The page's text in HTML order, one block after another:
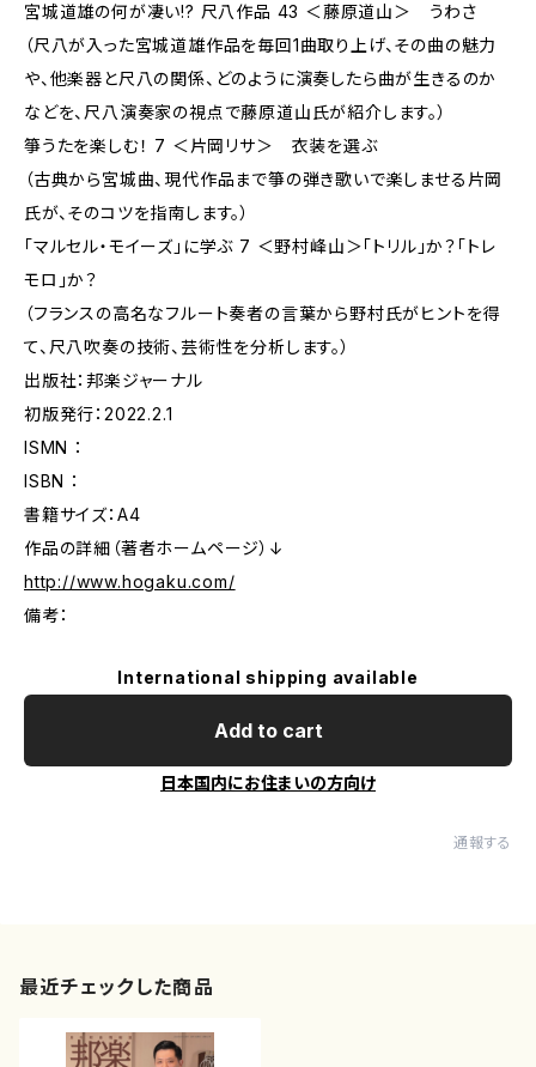
宮城道雄の何が凄い!? 尺八作品 43 ＜藤原道山＞ うわさ
（尺八が入った宮城道雄作品を毎回1曲取り上げ、その曲の魅力
や、他楽器と尺八の関係、どのように演奏したら曲が生きるのか
などを、尺八演奏家の視点で藤原道山氏が紹介します。）
箏うたを楽しむ！ 7 ＜片岡リサ＞ 衣装を選ぶ
（古典から宮城曲、現代作品まで箏の弾き歌いで楽しませる片岡
氏が、そのコツを指南します。）
「マルセル・モイーズ」に学ぶ 7 ＜野村峰山＞「トリル」か？「トレ
モロ」か？
（フランスの高名なフルート奏者の言葉から野村氏がヒントを得
て、尺八吹奏の技術、芸術性を分析します。）
出版社：邦楽ジャーナル
初版発行：2022.2.1
ISMN ：
ISBN ：
書籍サイズ：A4
作品の詳細（著者ホームページ）↓
http://www.hogaku.com/
備考：
International shipping available
Add to cart
日本国内にお住まいの方向け
通報する
最近チェックした商品